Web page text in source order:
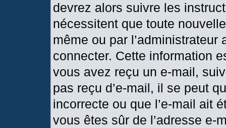
devrez alors suivre les
nécessitent que toute
même ou par
connecter. Cette information
vous avez reçu un e-mail,
pas reçu d’e-mail, il se peut
incorrecte ou que l’e-mail ait
vous êtes sûr de l’adresse e-